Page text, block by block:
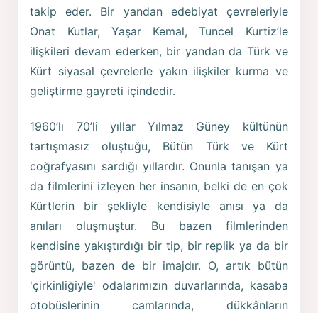
takip eder. Bir yandan edebiyat çevreleriyle
Onat Kutlar, Yaşar Kemal, Tuncel Kurtiz’le
ilişkileri devam ederken, bir yandan da Türk ve
Kürt siyasal çevrelerle yakın ilişkiler kurma ve
geliştirme gayreti içindedir.
1960’lı 70’li yıllar Yılmaz Güney kültünün
tartışmasız oluştuğu, Bütün Türk ve Kürt
coğrafyasını sardığı yıllardır. Onunla tanışan ya
da filmlerini izleyen her insanın, belki de en çok
Kürtlerin bir şekliyle kendisiyle anısı ya da
anıları oluşmuştur. Bu bazen filmlerinden
kendisine yakıştırdığı bir tip, bir replik ya da bir
görüntü, bazen de bir imajdır. O, artık bütün
'çirkinliğiyle' odalarımızın duvarlarında, kasaba
otobüslerinin camlarında, dükkânların